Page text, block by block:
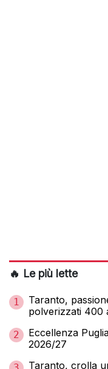
🔥 Le più lette
1
Taranto,
polverizzati 400
2
Eccellenza
2026/27
Taranto, crolla